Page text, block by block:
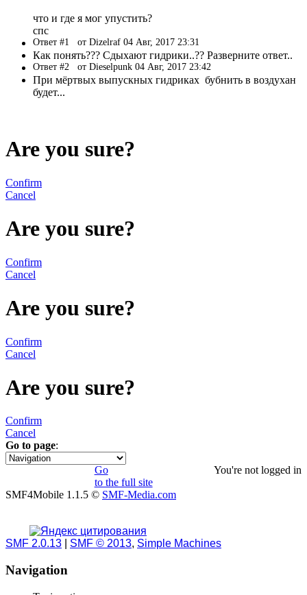
что и где я мог упустить?
спс
Ответ #1 от Dizelraf 04 Авг, 2017 23:31
Как понять??? Сдыхают гидрики..?? Разверните ответ..
Ответ #2 от Dieselpunk 04 Авг, 2017 23:42
При мёртвых выпускных гидриках бубнить в воздухан
будет...
Are you sure?
Confirm
Cancel
Are you sure?
Confirm
Cancel
Are you sure?
Confirm
Cancel
Are you sure?
Confirm
Cancel
Go to page:
1
You're not logged in
Go
to the full site
SMF4Mobile 1.1.5 © SMF-Media.com
SMF 2.0.13 SMF © 2013, Simple Machines
Navigation